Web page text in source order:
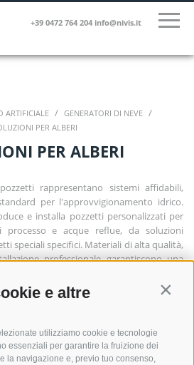
e altre
utilizziamo cookie e tecnologie
essenziali per garantire la fruizione dei
la navigazione e, previo tuo consenso,
+39 0472 764 204 info@nivis.it
ARTIFICIALE / GENERATORI DI NEVE /
PER ALBERI
PER ALBERI
rappresentano sistemi affidabili,
per l'approvvigionamento idrico.
e installa pozzetti personalizzati per
processo e acque reflue, da soluzioni
speciali specifici. Materiali di alta qualità,
professionale garantiscono una
in condizioni difficili.